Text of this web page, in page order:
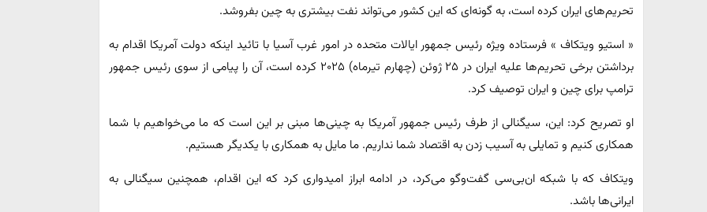
تحریم‌های ایران کرده است، به گونه‌ای که این کشور می‌تواند نفت بیشتری به چین بفروشد.
« استیو ویتکاف » فرستاده ویژه رئیس جمهور ایالات متحده در امور غرب آسیا با تائید اینکه دولت آمریکا اقدام به
برداشتن برخی تحریم‌ها علیه ایران در ۲۵ ژوئن (چهارم تیرماه) ۲۰۲۵ کرده است، آن را پیامی از سوی رئیس جمهور
ترامپ برای چین و ایران توصیف کرد.
او تصریح کرد: این، سیگنالی از طرف رئیس جمهور آمریکا به چینی‌ها مبنی بر این است که ما می‌خواهیم با شما
همکاری کنیم و تمایلی به آسیب زدن به اقتصاد شما نداریم. ما مایل به همکاری با یکدیگر هستیم.
ویتکاف که با شبکه ان‌بی‌سی گفت‌وگو می‌کرد، در ادامه ابراز امیدواری کرد که این اقدام، همچنین سیگنالی به
ایرانی‌ها باشد.